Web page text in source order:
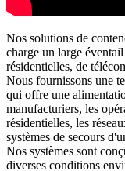
Nos solutions de
charge un large
résidentielles, de
Nous fournissons une
qui offre une
manufacturiers, les
résidentielles, les
systèmes de secours
Nos systèmes sont
diverses conditions